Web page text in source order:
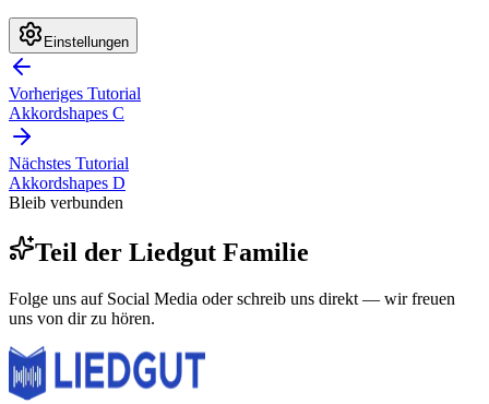
Einstellungen
Vorheriges Tutorial
Akkordshapes C
Nächstes Tutorial
Akkordshapes D
Bleib verbunden
Teil der Liedgut Familie
Folge uns auf Social Media oder schreib uns direkt — wir freuen
uns von dir zu hören.